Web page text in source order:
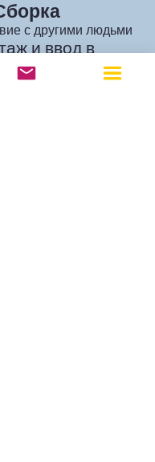
с другими людьми
и ввод в
машин и